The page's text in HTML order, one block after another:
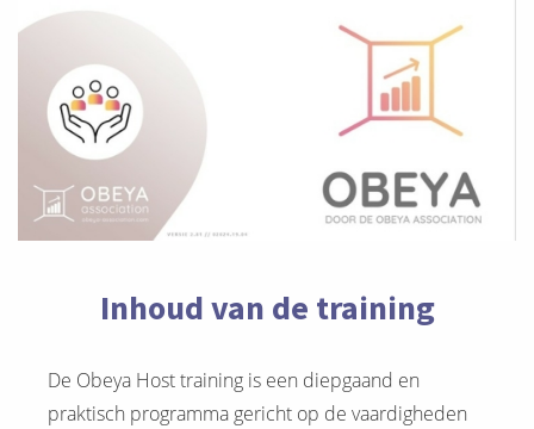
Inhoud van de training
De Obeya Host training is een diepgaand en
praktisch programma gericht op de vaardigheden